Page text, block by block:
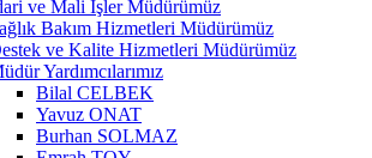
ve Mali İşler Müdürümüz
Bakım Hizmetleri Müdürümüz
ve Kalite Hizmetleri Müdürümüz
Yardımcılarımız
Bilal CELBEK
Yavuz ONAT
Burhan SOLMAZ